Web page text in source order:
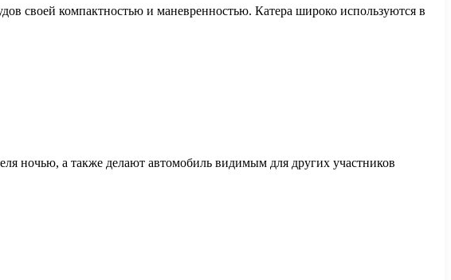
своей компактностью и маневренностью. Катера широко используются в
ночью, а также делают автомобиль видимым для других участников